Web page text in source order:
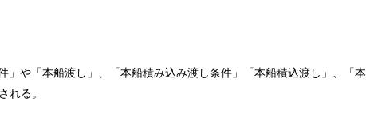
」や「本船渡し」、「本船積み込み渡し条件」「本船積込渡し」、「本
れる。